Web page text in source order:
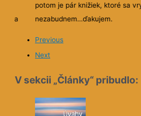
seba
potom je pár knižiek, ktoré sa
nezabudnem…ďakujem.
Previous
Next
V sekcii „Články“ pribudlo: